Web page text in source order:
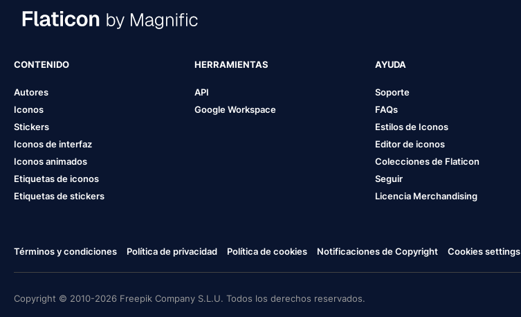
CONTENIDO
Autores
Iconos
Stickers
Iconos de interfaz
Iconos animados
Etiquetas de iconos
Etiquetas de stickers
HERRAMIENTAS
API
Google Workspace
AYUDA
Soporte
FAQs
Estilos de Iconos
Editor de iconos
Colecciones de Flaticon
Seguir
Licencia Merchandising
Términos y condiciones Política de privacidad Política de cookies Notificaciones de Copyright Cookies settings
Copyright © 2010-2026 Freepik Company S.L.U. Todos los derechos reservados.